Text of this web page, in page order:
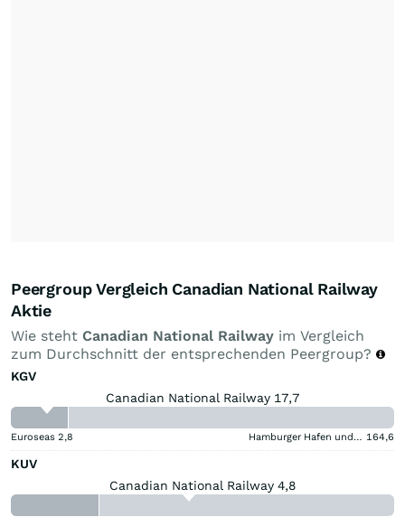
Peergroup Vergleich Canadian National Railway
Aktie
Wie steht Canadian National Railway im Vergleich
zum Durchschnitt der entsprechenden Peergroup?
KGV
Canadian National Railway 17,7
Euroseas 2,8 Hamburger Hafen und Logistik 164,6
KUV
Canadian National Railway 4,8